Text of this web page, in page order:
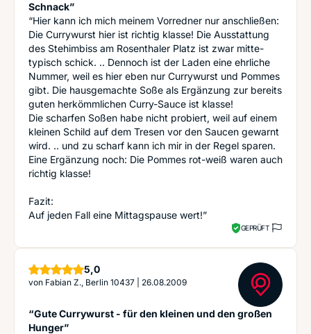
Schnack”
“Hier kann ich mich meinem Vorredner nur anschließen:
Die Currywurst hier ist richtig klasse! Die Ausstattung
des Stehimbiss am Rosenthaler Platz ist zwar mitte-
typisch schick. .. Dennoch ist der Laden eine ehrliche
Nummer, weil es hier eben nur Currywurst und Pommes
gibt. Die hausgemachte Soße als Ergänzung zur bereits
guten herkömmlichen Curry-Sauce ist klasse!
Die scharfen Soßen habe nicht probiert, weil auf einem
kleinen Schild auf dem Tresen vor den Saucen gewarnt
wird. .. und zu scharf kann ich mir in der Regel sparen.
Eine Ergänzung noch: Die Pommes rot-weiß waren auch
richtig klasse!
Fazit:
Auf jeden Fall eine Mittagspause wert!”
GEPRÜFT
5,0Sterne
von Fabian Z., Berlin 10437 26.08.2009
“Gute Currywurst - für den kleinen und den großen
Hunger”